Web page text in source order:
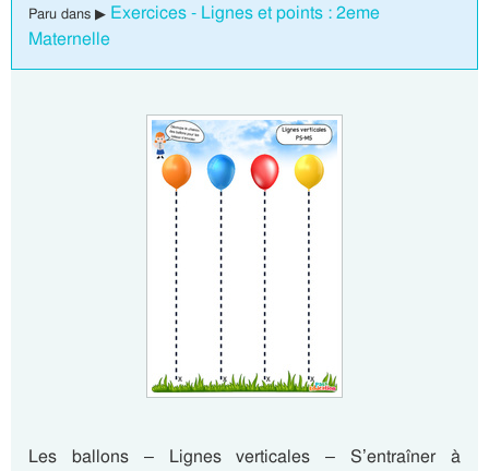
Paru dans ▶ Exercices - Lignes et points : 2eme
Maternelle
Les ballons – Lignes verticales – S’entraîner à